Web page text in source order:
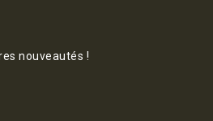
nouveautés !